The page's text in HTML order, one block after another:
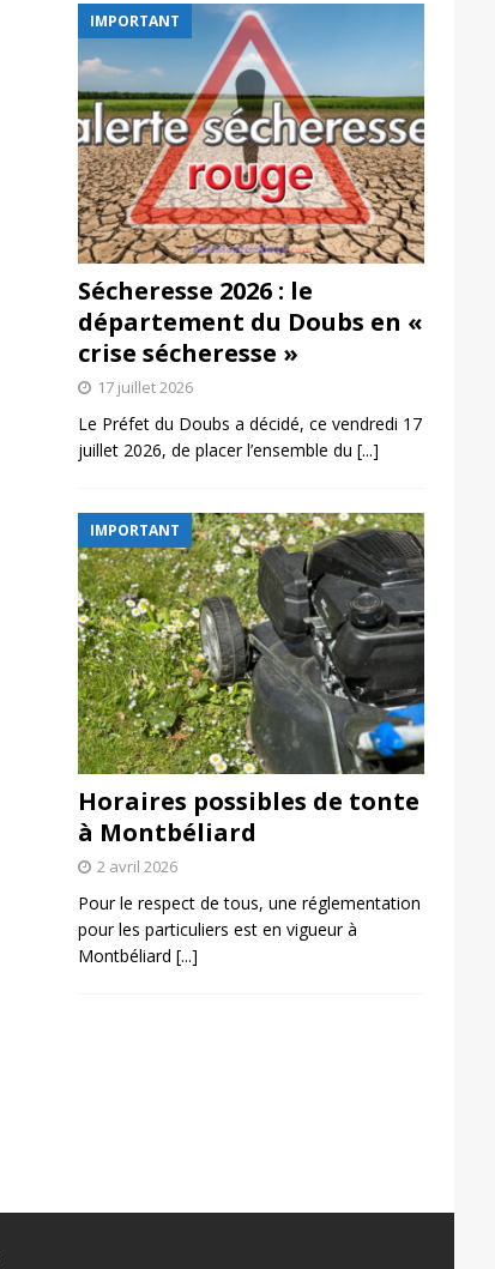
IMPORTANT
Sécheresse 2026 : le
département du Doubs en «
crise sécheresse »
17 juillet 2026
Le Préfet du Doubs a décidé, ce vendredi 17
juillet 2026, de placer l’ensemble du [...]
IMPORTANT
Horaires possibles de tonte
à Montbéliard
2 avril 2026
Pour le respect de tous, une réglementation
pour les particuliers est en vigueur à
Montbéliard [...]